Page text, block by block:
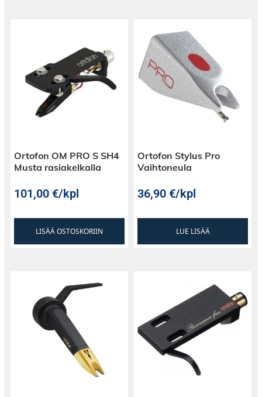
Ortofon OM PRO S SH4
Musta rasiakelkalla
101,00€/kpl
LISÄÄ OSTOSKORIIN
Ortofon Stylus Pro
Vaihtoneula
36,90€/kpl
LUE LISÄÄ